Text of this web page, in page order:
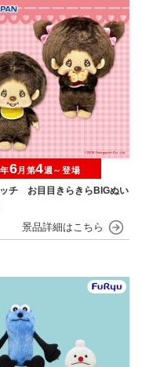
チ お目目きらきらBIGぬい
6月第4週～登場